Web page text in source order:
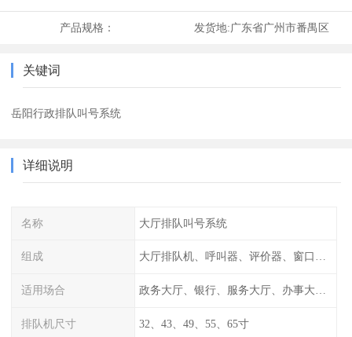
产品规格： 发货地:广东省广州市番禺区
关键词
岳阳行政排队叫号系统
详细说明
名称 大厅排队叫号系统
组成 大厅排队机、呼叫器、评价器、窗口信息显示屏
适用场合 政务大厅、银行、服务大厅、办事大厅、行政中心
排队机尺寸 32、43、49、55、65寸